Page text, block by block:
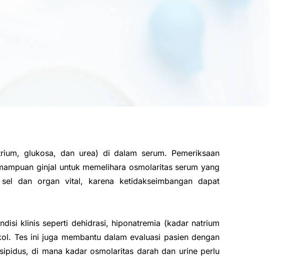
glukosa, dan urea) di dalam serum. Pemeriksaan
ginjal untuk memelihara osmolaritas serum yang
dan organ vital, karena ketidakseimbangan dapat
klinis seperti dehidrasi, hiponatremia (kadar natrium
Tes ini juga membantu dalam evaluasi pasien dengan
di mana kadar osmolaritas darah dan urine perlu